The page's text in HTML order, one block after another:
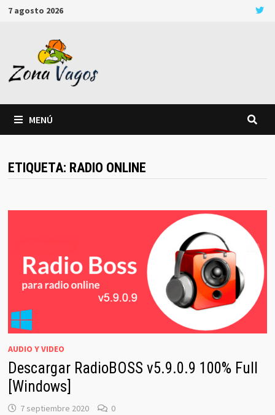
Saltar
7 agosto 2026
MENÚ
ETIQUETA: RADIO ONLINE
AUDIO Y VIDEO
Descargar RadioBOSS v5.9.0.9 100% Full
[Windows]
7 septiembre 2020 0